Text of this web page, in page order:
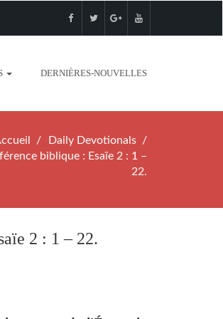
DERNIÈRES-NOUVELLES
Daily Devotionals
biblique : Esaïe 2 : 1 –
22.
2 : 1 – 22.